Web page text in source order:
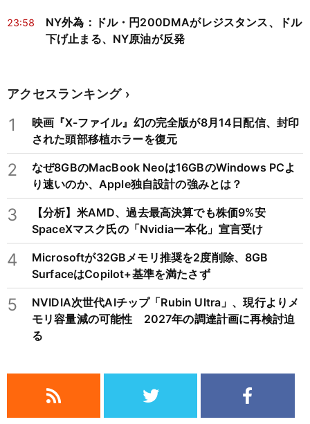
23:58
NY外為：ドル・円200DMAがレジスタンス、ドル
下げ止まる、NY原油が反発
アクセスランキング
1
映画『X-ファイル』幻の完全版が8月14日配信、封印
された頭部移植ホラーを復元
2
なぜ8GBのMacBook Neoは16GBのWindows PCよ
り速いのか、Apple独自設計の強みとは？
3
【分析】米AMD、過去最高決算でも株価9%安
SpaceXマスク氏の「Nvidia一本化」宣言受け
4
Microsoftが32GBメモリ推奨を2度削除、8GB
SurfaceはCopilot+基準を満たさず
5
NVIDIA次世代AIチップ「Rubin Ultra」、現行よりメ
モリ容量減の可能性 2027年の調達計画に再検討迫
る